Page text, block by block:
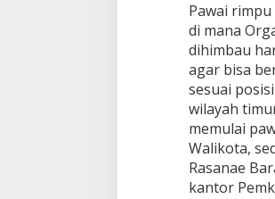
Pawai
di mana
dihimbau
agar bisa
sesuai
wilayah
memulai
Walikota,
Rasanae
kantor